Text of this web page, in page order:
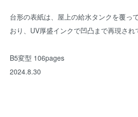
台形の表紙は、屋上の給水タンクを覆っ
おり、UV厚盛インクで凹凸まで再現され
B5変型 106pages
2024.8.30